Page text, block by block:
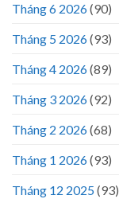
Tháng 6 2026(90)
Tháng 5 2026(93)
Tháng 4 2026(89)
Tháng 3 2026(92)
Tháng 2 2026(68)
Tháng 1 2026(93)
Tháng 12 2025(93)